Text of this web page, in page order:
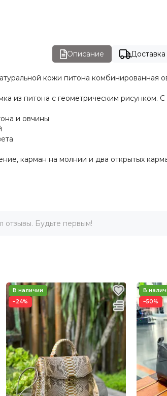
Описание Доставка
кожи питона комбинированная
из питона с геометрическим рисунком.
и овчины
карман на молнии и два открытых
отзывы. Будьте первым!
−24% −50%